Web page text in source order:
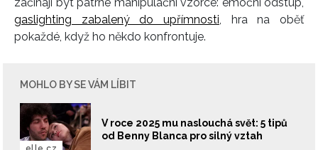
gaslighting zabalený do upřímnosti , hra na oběť
pokaždé, když ho někdo konfrontuje.
MOHLO BY SE VÁM LÍBIT
V roce 2025 mu naslouchá svět: 5 tipů
od Benny Blanca pro silný vztah